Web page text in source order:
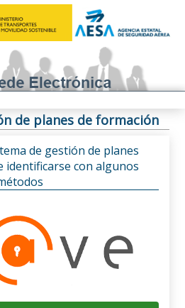
de planes de formación
de gestión de planes
identificarse con algunos